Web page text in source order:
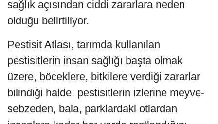
sağlık açısından ciddi zararlara neden
olduğu belirtiliyor.
Pestisit Atlası, tarımda kullanılan
pestisitlerin insan sağlığı başta olmak
üzere, böceklere, bitkilere verdiği zararlar
bilindiği halde; pestisitlerin izlerine meyve-
sebzeden, bala, parklardaki otlardan